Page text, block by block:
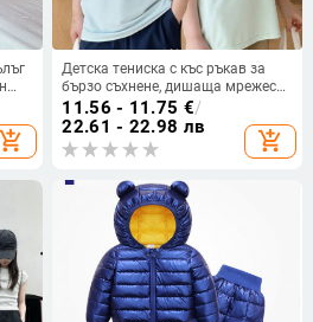
add_shopping_cart
Детска тениска с къс ръкав за
бързо съхнене, дишаща мрежеста
материя, полиестер, за деца 7–12
г, летен модел.
11.56 - 11.75 €/
22.61 - 22.98 лв
add_shopping_cart